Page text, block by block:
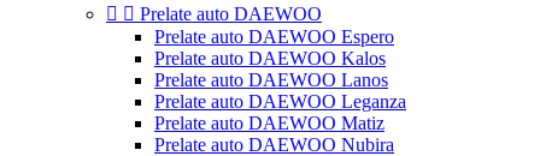
  Prelate auto DAEWOO
Prelate auto DAEWOO Espero
Prelate auto DAEWOO Kalos
Prelate auto DAEWOO Lanos
Prelate auto DAEWOO Leganza
Prelate auto DAEWOO Matiz
Prelate auto DAEWOO Nubira